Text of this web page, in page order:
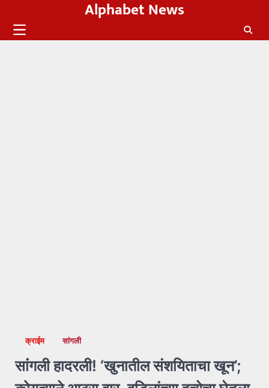
content
Alphabet News
क्राईम सांगली
सांंगली हादरली! ‘खुनातील संशयिताचा खून’;